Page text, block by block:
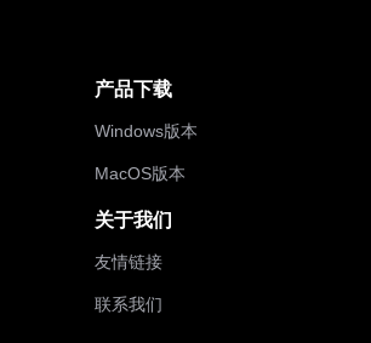
产品下载
Windows版本
MacOS版本
关于我们
友情链接
联系我们